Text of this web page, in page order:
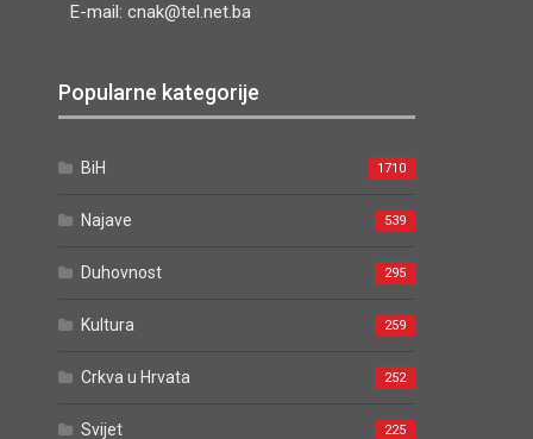
E-mail: cnak@tel.net.ba
Popularne kategorije
BiH 1710
Najave 539
Duhovnost 295
Kultura 259
Crkva u Hrvata 252
Svijet 225